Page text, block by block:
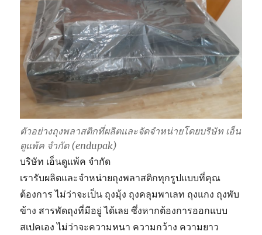
ตัวอย่างถุงพลาสติกที่ผลิตและจัดจำหน่ายโดยบริษัท เอ็น
ดูแพ้ค จำกัด (endupak)
บริษัท เอ็นดูแพ้ค จำกัด
เรารับผลิตและจำหน่ายถุงพลาสติกทุกรูปแบบที่คุณ
ต้องการ ไม่ว่าจะเป็น ถุงมุ้ง ถุงคลุมพาเลท ถุงแกง ถุงพับ
ข้าง สารพัดถุงที่มีอยู่ ได้เลย ซึ่งหากต้องการออกแบบ
สเปคเอง ไม่ว่าจะความหนา ความกว้าง ความยาว